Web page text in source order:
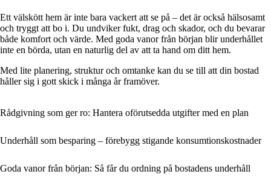
Ett välskött hem är inte bara vackert att se på – det är också hälsosamt
och tryggt att bo i. Du undviker fukt, drag och skador, och du bevarar
både komfort och värde. Med goda vanor från början blir underhållet
inte en börda, utan en naturlig del av att ta hand om ditt hem.
Med lite planering, struktur och omtanke kan du se till att din bostad
håller sig i gott skick i många år framöver.
Rådgivning som ger ro: Hantera oförutsedda utgifter med en plan
Underhåll som besparing – förebygg stigande konsumtionskostnader
Goda vanor från början: Så får du ordning på bostadens underhåll